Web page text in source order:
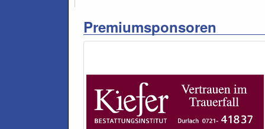
Premiumsponsoren